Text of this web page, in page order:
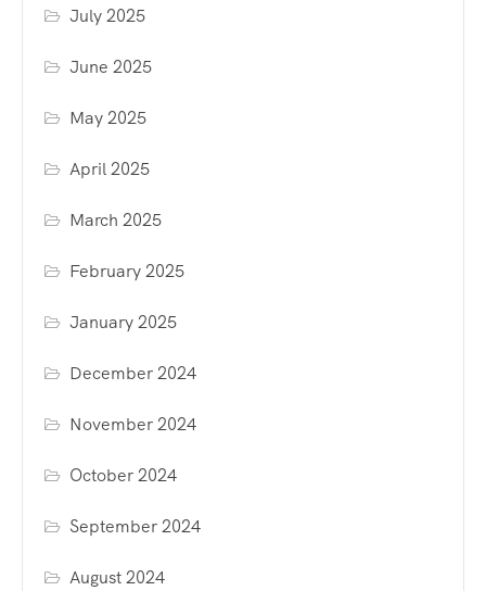
July 2025
June 2025
May 2025
April 2025
March 2025
February 2025
January 2025
December 2024
November 2024
October 2024
September 2024
August 2024